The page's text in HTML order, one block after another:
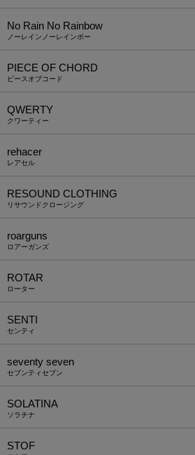
No Rain No Rainbow
ノーレインノーレインボー
PIECE OF CHORD
ピースオブコード
QWERTY
クワーティー
rehacer
レアセル
RESOUND CLOTHING
リサウンドクロージング
roarguns
ロアーガンズ
ROTAR
ローター
SENTI
センティ
seventy seven
セブンティセブン
SOLATINA
ソラチナ
STOF